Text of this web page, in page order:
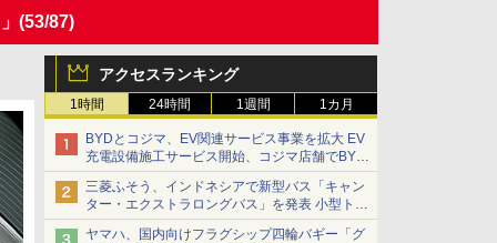
(53/87)
アクセスランキング
1時間 24時間 1週間 1カ月
BYDとコジマ、EV関連サービス事業を拡大 EV
充電設備施工サービス開始、コジマ店舗でBYD
車の展示・試乗イベントを強化
三菱ふそう、インドネシアで新型バス「キャン
ター・エクストラロングバス」を発表 小型トラ
ックベースの観光・旅客輸送向けバス
ヤマハ、国内向けフラグシップ四輪バギー「グ